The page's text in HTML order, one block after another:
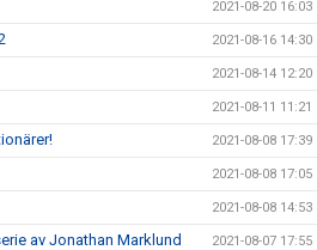
2021-08-20 16:03
2021-08-16 14:30
2021-08-14 12:20
2021-08-11 11:21
2021-08-08 17:39
2021-08-08 17:05
2021-08-08 14:53
av Jonathan Marklund 2021-08-07 17:55